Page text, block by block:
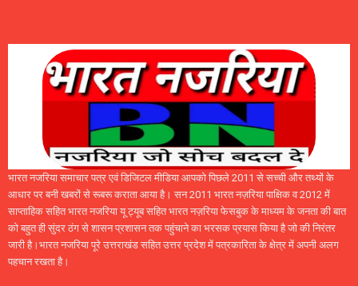
भारत नजरिया समाचार पत्र एवं डिजिटल मीडिया आपको पिछले 2011 से सच्ची और तथ्यों के
आधार पर बनी खबरों से रूबरू कराता आया है। सन 2011 भारत नज़रिया पाक्षिक व 2012 में
साप्ताहिक सहित भारत नजरिया यू ट्यूब सहित भारत नज़रिया फेसबुक के माध्यम के जनता की बात
को बहुत ही सुंदर ठंग से शासन प्रशासन तक पहुंचाने का भरसक प्रयास किया है जो की निरंतर
जारी है।भारत नजरिया पूरे उत्तराखंड सहित उत्तर प्रदेश में पत्रकारिता के क्षेत्र में अपनी अलग
पहचान रखता है।